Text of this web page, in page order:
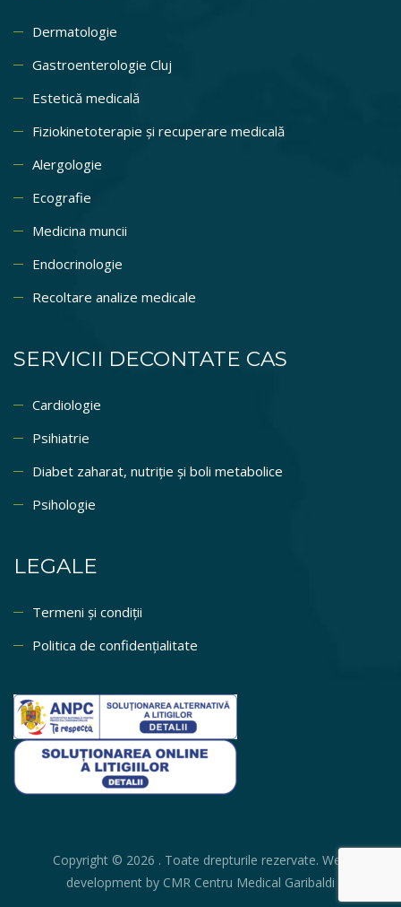
Dermatologie
Gastroenterologie Cluj
Estetică medicală
Fiziokinetoterapie și recuperare medicală
Alergologie
Ecografie
Medicina muncii
Endocrinologie
Recoltare analize medicale
SERVICII DECONTATE CAS
Cardiologie
Psihiatrie
Diabet zaharat, nutriție și boli metabolice
Psihologie
LEGALE
Termeni și condiții
Politica de confidențialitate
Copyright © 2026 . Toate drepturile rezervate. Web
development by CMR Centru Medical Garibaldi